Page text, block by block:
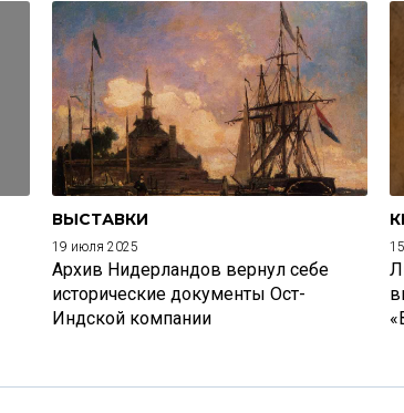
ВЫСТАВКИ
19 июля 2025
Архив Нидерландов вернул себе
исторические документы Ост-
Индской компании